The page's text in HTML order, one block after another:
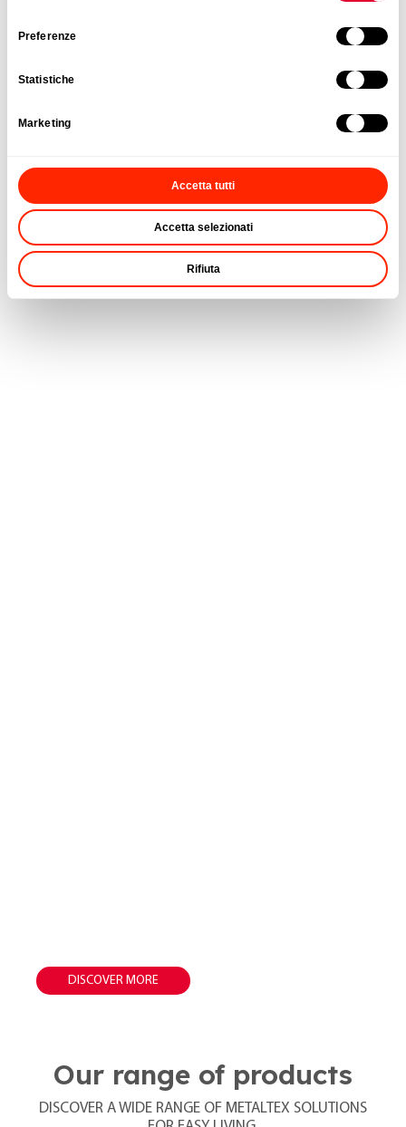
Preferenze
Statistiche
Marketing
Accetta tutti
Accetta selezionati
Rifiuta
DISCOVER MORE
Our range of products
DISCOVER A WIDE RANGE OF METALTEX SOLUTIONS